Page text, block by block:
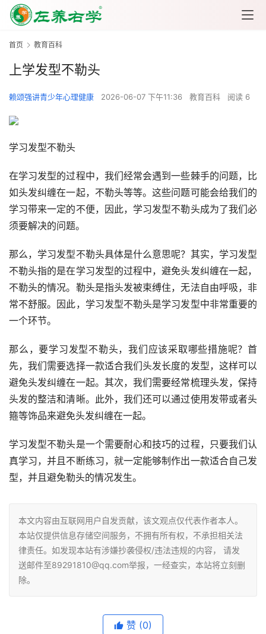
首页 教育百科
上学发型不勒头
赖颂强讲青少年心理健康 2026-06-07 下午11:36 教育百科 阅读 6
学习发型不勒头
在学习发型的过程中，我们经常会遇到一些棘手的问题，比
如头发纠缠在一起，不勒头等等。这些问题可能会给我们的
学习带来一定的不便，因此，学习发型不勒头成为了我们必
须要解决的问题。
那么，学习发型不勒头具体是什么意思呢？其实，学习发型
不勒头指的是在学习发型的过程中，避免头发纠缠在一起，
不勒头的情况。勒头是指头发被束缚住，无法自由呼吸，非
常不舒服。因此，学习发型不勒头是学习发型中非常重要的
一个环节。
那么，要学习发型不勒头，我们应该采取哪些措施呢？首
先，我们需要选择一款适合我们头发长度的发型，这样可以
避免头发纠缠在一起。其次，我们需要经常梳理头发，保持
头发的整洁和清晰。此外，我们还可以通过使用发带或者头
箍等饰品来避免头发纠缠在一起。
学习发型不勒头是一个需要耐心和技巧的过程，只要我们认
真学习，并且不断练习，就一定能够制作出一款适合自己发
型，并且避免勒头的情况发生。
本文内容由互联网用户自发贡献，该文观点仅代表作者本人。
本站仅提供信息存储空间服务，不拥有所有权，不承担相关法
律责任。如发现本站有涉嫌抄袭侵权/违法违规的内容， 请发
送邮件至89291810@qq.com举报，一经查实，本站将立刻删
除。
赞 (0)